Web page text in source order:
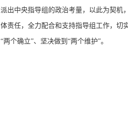
派出中央指导组的政治考量，以此为契机
体责任，全力配合和支持指导组工作，切
“两个确立”、坚决做到“两个维护”。